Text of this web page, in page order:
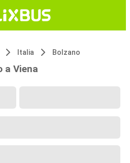
Italia Bolzano
a Viena